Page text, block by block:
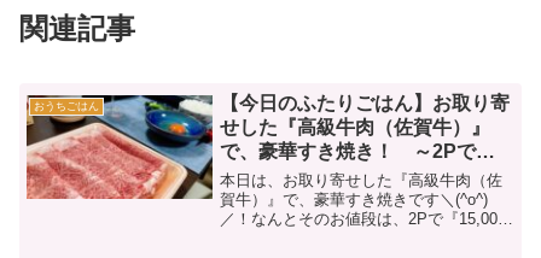
関連記事
おうちごはん
【今日のふたりごはん】お取り寄
せした『高級牛肉（佐賀牛）』
で、豪華すき焼き！ ～2Pで
『15,000円』の高級肉編|дﾟ)～
本日は、お取り寄せした『高級牛肉（佐
賀牛）』で、豪華すき焼きです＼(^o^)
／！なんとそのお値段は、2Pで『15,000